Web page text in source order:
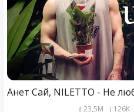
23,5M 126K